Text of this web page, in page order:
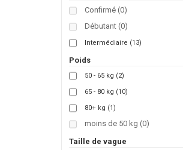
Confirmé (0)
Débutant (0)
Intermédiaire (13)
Poids
50 - 65 kg (2)
65 - 80 kg (10)
80+ kg (1)
moins de 50 kg (0)
Taille de vague